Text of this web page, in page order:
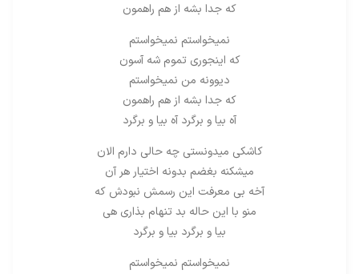
که جدا بشه از هم راهمون
نمیخواستم نمیخواستم
که اینجوری تموم شه آسون
دیوونه من نمیخواستم
که جدا بشه از هم راهمون
آه بیا و برگرد آه بیا و برگرد
کاشکی میدونستی چه حالی دارم الان
میشکنه بغضم بدونه اختیار هر آن
آخه بی معرفت این رسمش نبودش که
منو با این حاله بد تنهام بذاری هی
بیا و برگرد بیا و برگرد
نمیخواستم نمیخواستم